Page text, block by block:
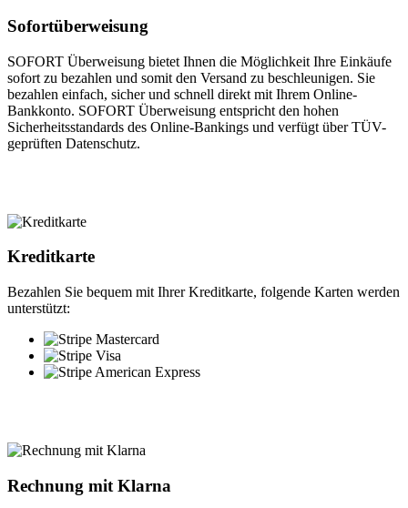
Sofortüberweisung
SOFORT Überweisung bietet Ihnen die Möglichkeit Ihre Einkäufe
sofort zu bezahlen und somit den Versand zu beschleunigen. Sie
bezahlen einfach, sicher und schnell direkt mit Ihrem Online-
Bankkonto. SOFORT Überweisung entspricht den hohen
Sicherheitsstandards des Online-Bankings und verfügt über TÜV-
geprüften Datenschutz.
Kreditkarte
Bezahlen Sie bequem mit Ihrer Kreditkarte, folgende Karten werden
unterstützt:
Rechnung mit Klarna